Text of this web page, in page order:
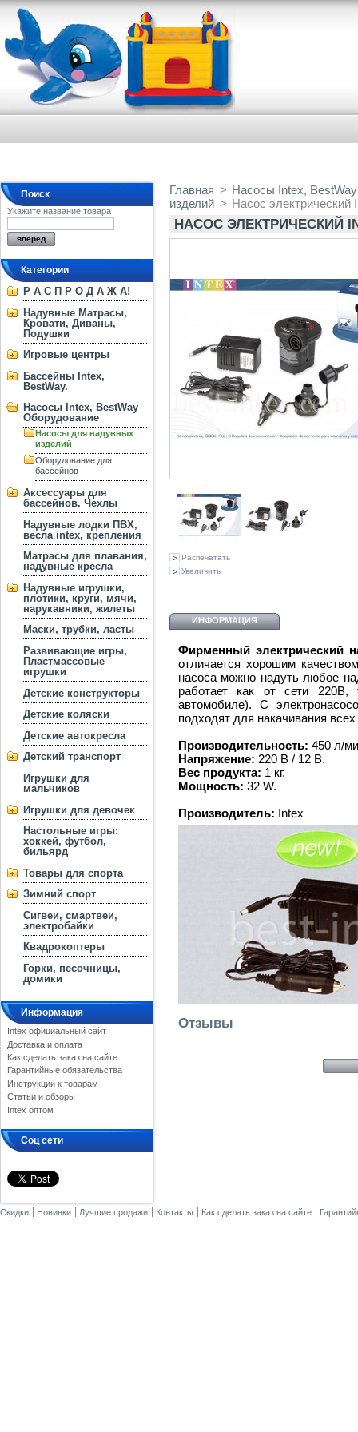
Поиск
Укажите название товара
Категории
Р А С П Р О Д А Ж А!
Надувные Матрасы,
Кровати, Диваны,
Подушки
Игровые центры
Бассейны Intex,
BestWay.
Насосы Intex, BestWay
Оборудование
Насосы для надувных
изделий
Оборудование для
бассейнов
Аксессуары для
бассейнов. Чехлы
Надувные лодки ПВХ,
весла intex, крепления
Матрасы для плавания,
надувные кресла
Надувные игрушки,
плотики, круги, мячи,
нарукавники, жилеты
Маски, трубки, ласты
Развивающие игры,
Пластмассовые
игрушки
Детские конструкторы
Детские коляски
Детские автокресла
Детский транспорт
Игрушки для
мальчиков
Игрушки для девочек
Настольные игры:
хоккей, футбол,
бильярд
Товары для спорта
Зимний спорт
Сигвеи, смартвеи,
электробайки
Квадрокоптеры
Горки, песочницы,
домики
Информация
Intex официальный сайт
Доставка и оплата
Как сделать заказ на сайте
Гарантийные обязательства
Инструкции к товарам
Статьи и обзоры
Intex оптом
Соц сети
Главная > Насосы Intex,
изделий > Насос электрический
НАСОС ЭЛЕКТРИЧЕСКИЙ
Распечатать
Увеличить
ИНФОРМАЦИЯ
Фирменный электрический
отличается хорошим
насоса можно надуть любое
работает как от сети
автомобиле). С
подходят для накачивания
Производительность: 450 л/
Напряжение: 220 В / 12 В.
Вес продукта: 1 кг.
Мощность: 32 W.
Производитель: Intex
Отзывы
Скидки Новинки Лучшие продажи Контакты Как сделать заказ на сайте